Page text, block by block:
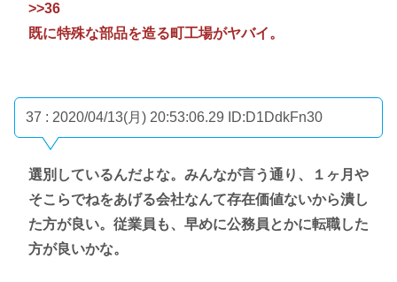
>>36
既に特殊な部品を造る町工場がヤバイ。
37 : 2020/04/13(月) 20:53:06.29 ID:D1DdkFn30
選別しているんだよな。みんなが言う通り、１ヶ月や
そこらでねをあげる会社なんて存在価値ないから潰し
た方が良い。従業員も、早めに公務員とかに転職した
方が良いかな。